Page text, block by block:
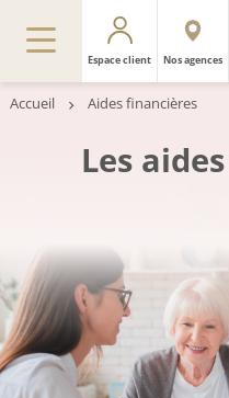
Espace client Nos agences
Accueil Aides financières
Les